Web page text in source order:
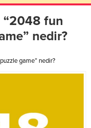
“2048 fun
nedir?
game” nedir?